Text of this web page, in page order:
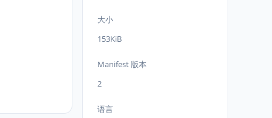
大小
153KiB
Manifest 版本
2
语言